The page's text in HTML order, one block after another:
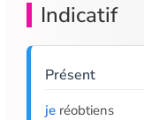
Indicatif
Présent
je réobtiens